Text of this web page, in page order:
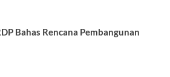
Bahas Rencana Pembangunan